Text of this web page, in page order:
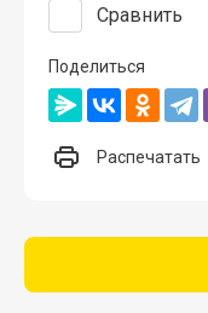
Сравнить
Поделиться
Распечатать